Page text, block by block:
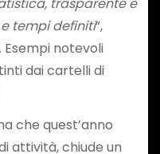
tempi definiti”,
notevoli
dai cartelli di
che quest’anno
attività, chiude un